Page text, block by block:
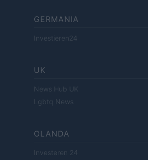
GERMANIA
Investieren24
UK
News Hub UK
Lgbtq News
OLANDA
Investeren 24